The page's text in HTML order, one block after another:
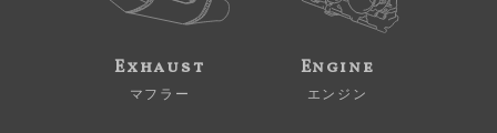
Exhaust
マフラー
Engine
エンジン